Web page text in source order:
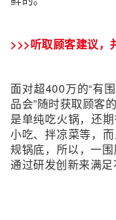
>>>听取顾客建议，
面对超400万的“有
品会”随时获取顾客
是单纯吃火锅，还
小吃、拌凉菜等，
规锅底， 所以，一
通过研发创新来满足